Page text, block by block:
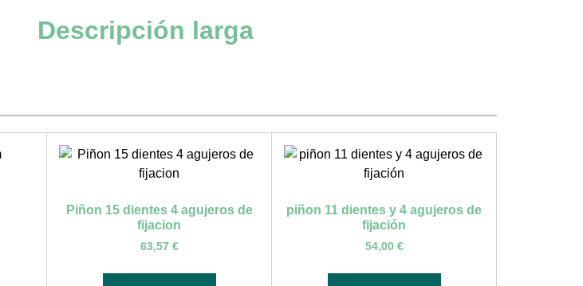
Descripción larga
Piñon 15 dientes 4 agujeros de
fijacion
63,57 €
piñon 11 dientes y 4 agujeros de
fijación
54,00 €